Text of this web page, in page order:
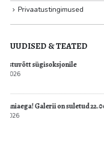
Privaatustingimused
UUDISED & TEATED
Kultuur.err:
VERNISSAGE GALERII